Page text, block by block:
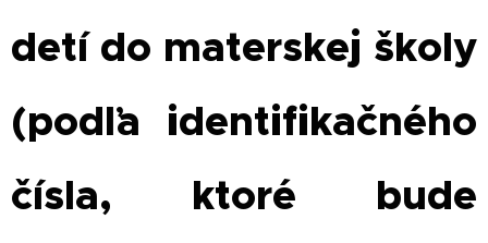
detí do materskej školy
(podľa identifikačného
čísla, ktoré bude